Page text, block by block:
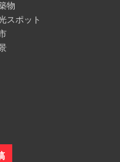
物
スポット